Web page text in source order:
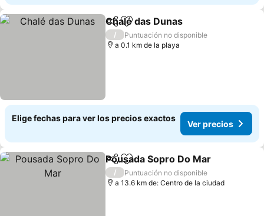
CompartirAgregar a favoritos
Chalé das Dunas
/
Puntuación no disponible
a 0.1 km de la playa
Elige fechas para ver los precios exactos
Ver precios
CompartirAgregar a favoritos
Pousada Sopro Do Mar
/
Puntuación no disponible
a 13.6 km de: Centro de la ciudad